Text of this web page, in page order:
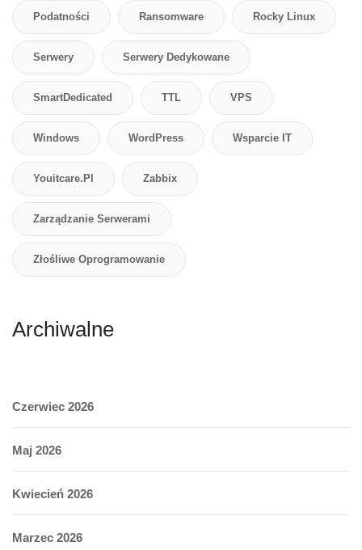
Podatności Ransomware Rocky Linux
Serwery Serwery Dedykowane
SmartDedicated TTL VPS
Windows WordPress Wsparcie IT
Youitcare.pl Zabbix
Zarządzanie Serwerami
Złośliwe Oprogramowanie
Archiwalne
Czerwiec 2026
Maj 2026
Kwiecień 2026
Marzec 2026